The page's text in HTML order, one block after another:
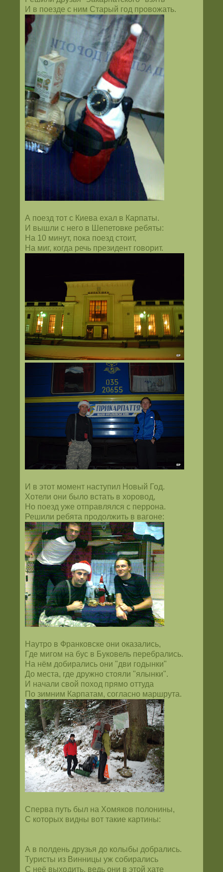
И в поезде с ним Старый год провожать.
А поезд тот с Киева ехал в Карпаты.
И вышли с него в Шепетовке ребяты:
На 10 минут, пока поезд стоит,
На миг, когда речь президент говорит.
И в этот момент наступил Новый Год.
Хотели они было встать в хоровод,
Но поезд уже отправлялся с перрона.
Решили ребята продолжить в вагоне:
Наутро в Франковске они оказались,
Где мигом на бус в Буковель перебрались.
На нём добирались они "дви годынки"
До места, где дружно стояли "ялынки".
И начали свой поход прямо оттуда
По зимним Карпатам, согласно маршрута.
Сперва путь был на Хомяков полонины,
С которых видны вот такие картины:
А в полдень друзья до колыбы добрались.
Туристы из Винницы уж собирались
С неё выходить, ведь они в этой хате